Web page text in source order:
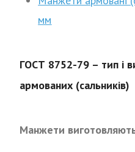
мм
ГОСТ 8752-79 – тип і
армованих (сальників)
Манжети